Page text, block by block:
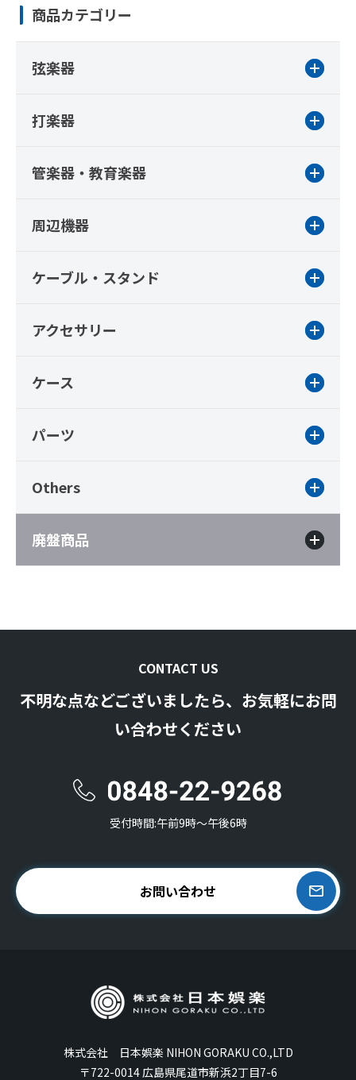
商品カテゴリー
弦楽器
打楽器
管楽器・教育楽器
周辺機器
ケーブル・スタンド
アクセサリー
ケース
パーツ
Others
廃盤商品
CONTACT US
不明な点などございましたら、お気軽にお問
い合わせください
受付時間:午前9時〜午後6時
お問い合わせ
株式会社 日本娯楽 NIHON GORAKU CO.,LTD
〒722-0014 広島県尾道市新浜2丁目7-6